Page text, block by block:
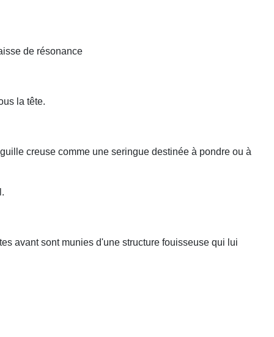
de résonance
la tête.
creuse comme une seringue destinée à pondre ou à
avant sont munies d'une structure fouisseuse qui lui